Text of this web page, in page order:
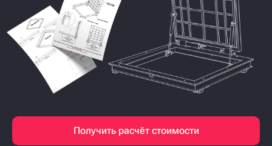
Получить расчёт стоимости